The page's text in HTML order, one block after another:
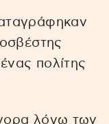
πολίτης
λόγω των